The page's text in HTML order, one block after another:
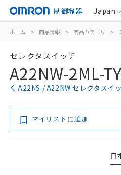
制御機器 Japan
ホーム > 商品情報 > 商品カテゴリ >
セレクタスイッチ
A22NW-2ML-
A22NS / A22NW セレクタスイ
マイリストに追加
日